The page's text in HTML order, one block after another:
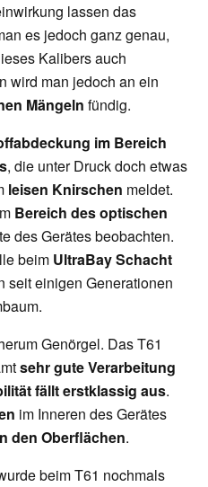
lassen das
es jedoch ganz genau,
Kalibers auch
wird man jedoch an ein
Mängeln fündig.
im Bereich
, die unter Druck doch etwas
leisen Knirschen meldet.
Bereich des optischen
des Gerätes beobachten.
beim UltraBay Schacht
seit einigen Generationen
Genörgel. Das T61
sehr gute Verarbeitung
fällt erstklassig aus.
im Inneren des Gerätes
den Oberflächen.
beim T61 nochmals